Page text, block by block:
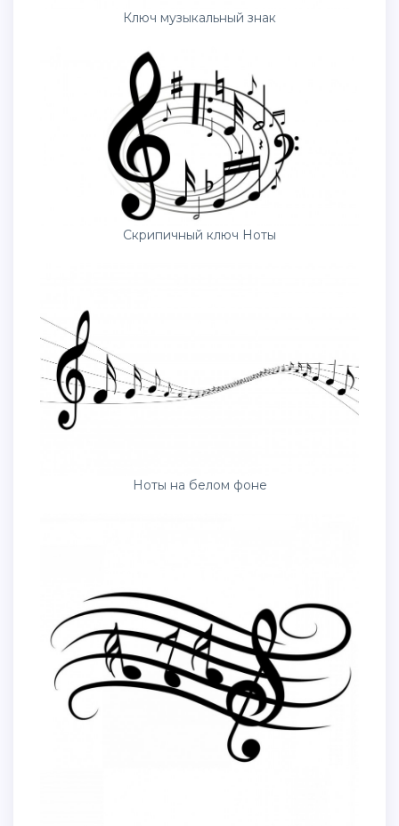
Ключ музыкальный знак
Скрипичный ключ Ноты
Ноты на белом фоне